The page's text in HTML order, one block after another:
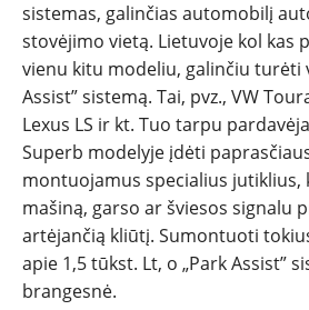
sistemas, galinčias automobilį
stovėjimo vietą. Lietuvoje kol kas
vienu kitu modeliu, galinčiu turėti
Assist” sistemą. Tai, pvz., VW
Lexus LS ir kt. Tuo tarpu
Superb modelyje įdėti
montuojamus specialius jutiklius,
mašiną, garso ar šviesos signalu
artėjančią kliūtį. Sumontuoti
apie 1,5 tūkst. Lt, o „Park Assist”
brangesnė.